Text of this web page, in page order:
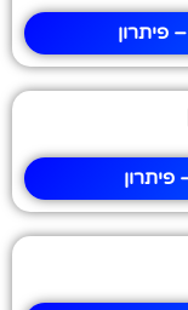
פיתרון